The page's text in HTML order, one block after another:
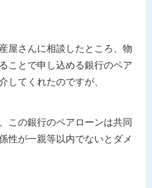
屋さんに相談したところ、物
ことで申し込める銀行のペア
してくれたのですが、
この銀行のペアローンは共同
性が一親等以内でないとダメ